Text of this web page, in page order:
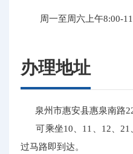
周一至周六上午8:00-
办理地址
泉州市惠安县惠泉南路
可乘坐10、11、12、21
过马路即到达。